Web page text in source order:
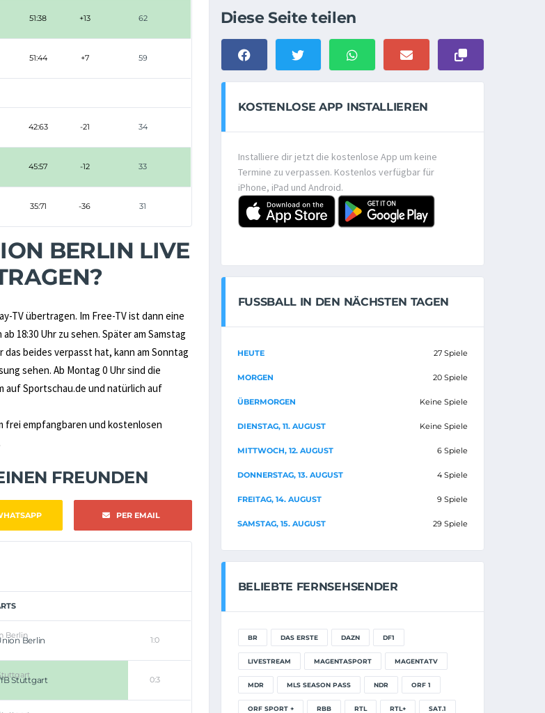
51:38 +13 62
51:44 +7 59
42:63 -21 34
45:57 -12 33
35:71 -36 31
BERLIN LIVE
TV übertragen. Im Free-TV ist dann eine
18:30 Uhr zu sehen. Später am Samstag
das beides verpasst hat, kann am Sonntag
sehen. Ab Montag 0 Uhr sind die
auf Sportschau.de und natürlich auf
frei empfangbaren und kostenlosen
FREUNDEN
PER EMAIL
Berlin 1:0
Stuttgart 0:3
Diese Seite teilen
KOSTENLOSE APP INSTALLIEREN
Installiere dir jetzt die kostenlose App um keine
Termine zu verpassen. Kostenlos verfügbar für
iPhone, iPad und Android.
FUSSBALL IN DEN NÄCHSTEN TAGEN
HEUTE 27 Spiele
MORGEN 20 Spiele
ÜBERMORGEN Keine Spiele
DIENSTAG, 11. AUGUST Keine Spiele
MITTWOCH, 12. AUGUST 6 Spiele
DONNERSTAG, 13. AUGUST 4 Spiele
FREITAG, 14. AUGUST 9 Spiele
SAMSTAG, 15. AUGUST 29 Spiele
BELIEBTE FERNSEHSENDER
BR DAS ERSTE DAZN DF1
LIVESTREAM MAGENTASPORT MAGENTATV
MDR MLS SEASON PASS NDR ORF 1
ORF SPORT + RBB RTL RTL+ SAT.1